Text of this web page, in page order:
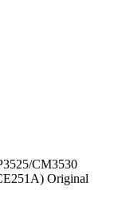
CM3530
Original